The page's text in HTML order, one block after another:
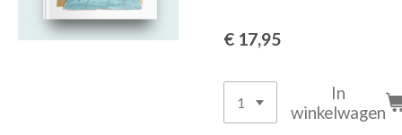
€ 17,95
In
winkelwagen